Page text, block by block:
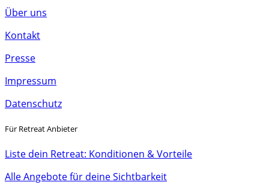
Über uns
Kontakt
Presse
Impressum
Datenschutz
Für Retreat Anbieter
Liste dein Retreat: Konditionen & Vorteile
Alle Angebote für deine Sichtbarkeit